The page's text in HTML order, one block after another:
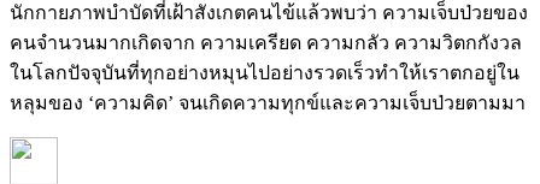
นักกายภาพบำบัดที่เฝ้าสังเกตคนไข้แล้วพบว่า ความเจ็บป่วยของ
คนจำนวนมากเกิดจาก ความเครียด ความกลัว ความวิตกกังวล
ในโลกปัจจุบันที่ทุกอย่างหมุนไปอย่างรวดเร็วทำให้เราตกอยู่ใน
หลุมของ ‘ความคิด’ จนเกิดความทุกข์และความเจ็บป่วยตามมา